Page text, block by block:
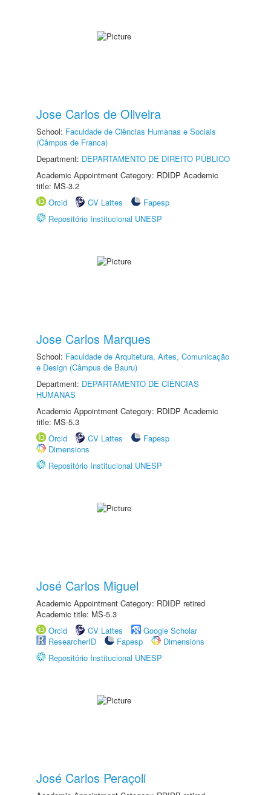
Jose Carlos de Oliveira
School: Faculdade de Ciências Humanas e Sociais
(Câmpus de Franca)
Department: DEPARTAMENTO DE DIREITO PÚBLICO
Academic Appointment Category: RDIDP Academic
title: MS-3.2
Orcid
CV Lattes
Fapesp
Repositório Institucional UNESP
Jose Carlos Marques
School: Faculdade de Arquitetura, Artes, Comunicação
e Design (Câmpus de Bauru)
Department: DEPARTAMENTO DE CIÊNCIAS
HUMANAS
Academic Appointment Category: RDIDP Academic
title: MS-5.3
Orcid
CV Lattes
Fapesp
Dimensions
Repositório Institucional UNESP
José Carlos Miguel
Academic Appointment Category: RDIDP retired
Academic title: MS-5.3
Orcid
CV Lattes
Google Scholar
ResearcherID
Fapesp
Dimensions
Repositório Institucional UNESP
José Carlos Peraçoli